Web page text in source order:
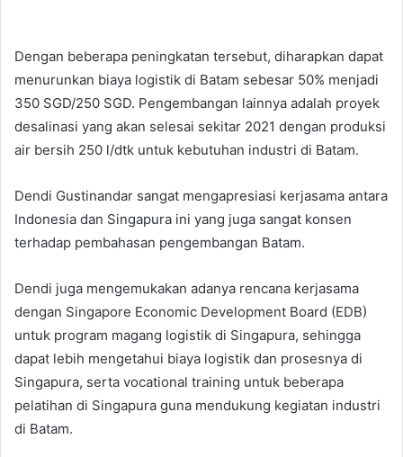
Dengan beberapa peningkatan tersebut, diharapkan dapat
menurunkan biaya logistik di Batam sebesar 50% menjadi
350 SGD/250 SGD. Pengembangan lainnya adalah proyek
desalinasi yang akan selesai sekitar 2021 dengan produksi
air bersih 250 l/dtk untuk kebutuhan industri di Batam.
Dendi Gustinandar sangat mengapresiasi kerjasama antara
Indonesia dan Singapura ini yang juga sangat konsen
terhadap pembahasan pengembangan Batam.
Dendi juga mengemukakan adanya rencana kerjasama
dengan Singapore Economic Development Board (EDB)
untuk program magang logistik di Singapura, sehingga
dapat lebih mengetahui biaya logistik dan prosesnya di
Singapura, serta vocational training untuk beberapa
pelatihan di Singapura guna mendukung kegiatan industri
di Batam.